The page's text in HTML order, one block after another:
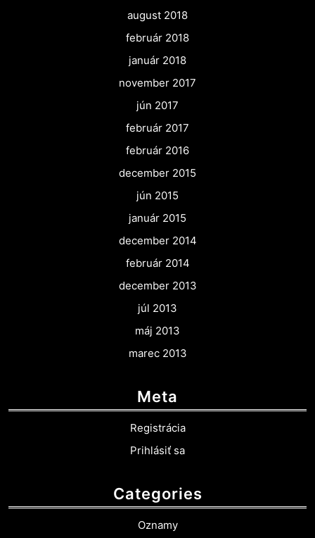
august 2018
február 2018
január 2018
november 2017
jún 2017
február 2017
február 2016
december 2015
jún 2015
január 2015
december 2014
február 2014
december 2013
júl 2013
máj 2013
marec 2013
Meta
Registrácia
Prihlásiť sa
Categories
Oznamy